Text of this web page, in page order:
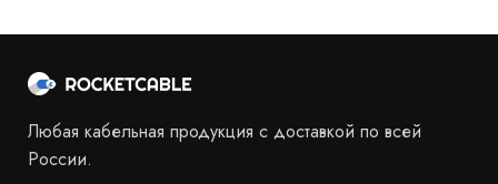
Любая кабельная продукция с доставкой по всей
России.